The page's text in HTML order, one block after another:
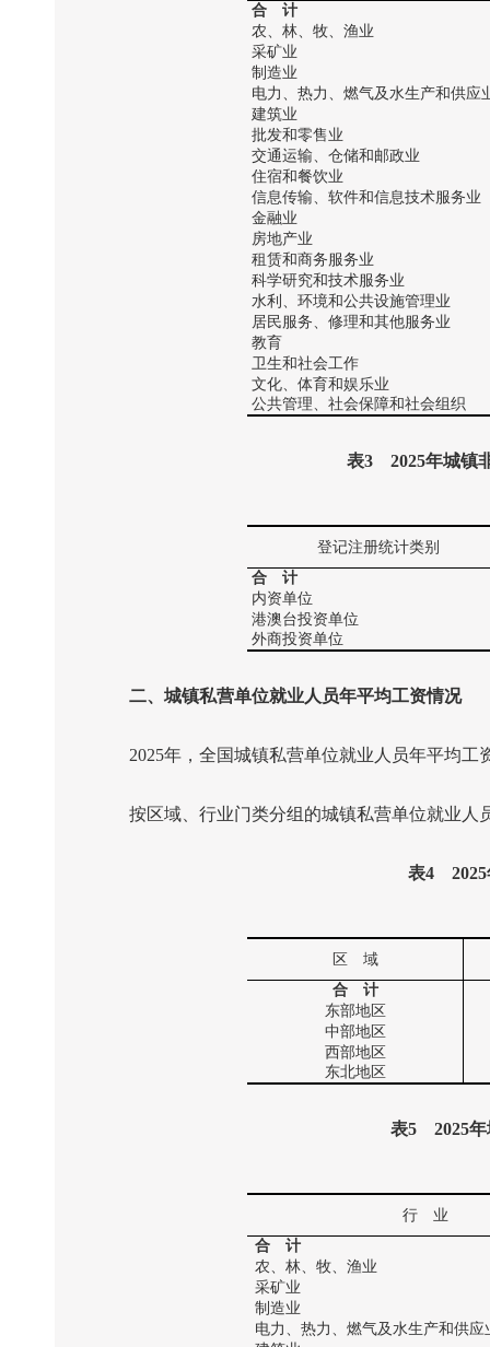
合 计
农、林、牧、渔业
采矿业
制造业
电力、热力、燃气及水生产和供应
建筑业
批发和零售业
交通运输、仓储和邮政业
住宿和餐饮业
信息传输、软件和信息技术服务业
金融业
房地产业
租赁和商务服务业
科学研究和技术服务业
水利、环境和公共设施管理业
居民服务、修理和其他服务业
教育
卫生和社会工作
文化、体育和娱乐业
公共管理、社会保障和社会组织
表3 2025年城镇
登记注册统计类别
合 计
内资单位
港澳台投资单位
外商投资单位
二、城镇私营单位就业人员年平均工资情况
2025年，全国城镇私营单位就业人员年平均工
按区域、行业门类分组的城镇私营单位就业人
表4 2025
区 域
合 计
东部地区
中部地区
西部地区
东北地区
表5 2025年
行 业
合 计
农、林、牧、渔业
采矿业
制造业
电力、热力、燃气及水生产和供应